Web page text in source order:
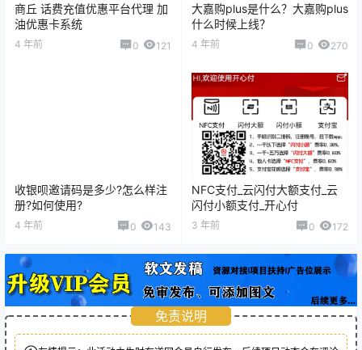
商丘 话费充值优惠平台代理 加
油优惠卡系统
4 年前 0 121
大嘉购plus是什么？大嘉购plus
什么时候上线？
4 年前 0 270
收银呗邀请码是多少?怎么样注
册?如何使用?
4 年前 0 143
NFC支付_云闪付大额支付_云
闪付小额支付_开心付
3 年前 0 172
免责说明